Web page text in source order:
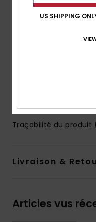
Caractéristiques :
Coupe :Regular
Traçabilité du produit
Livraison &
Articles vus
US SHIPPING